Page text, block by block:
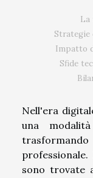
La
Strategie
Impatto
Sfide
Nell'era
una
sono trovate